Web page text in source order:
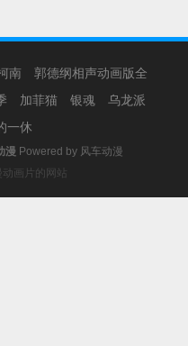
南
郭德纲相声动画版全
加菲猫 银魂
乌龙派
一休
漫 Powered by 风车动漫
画片的网站